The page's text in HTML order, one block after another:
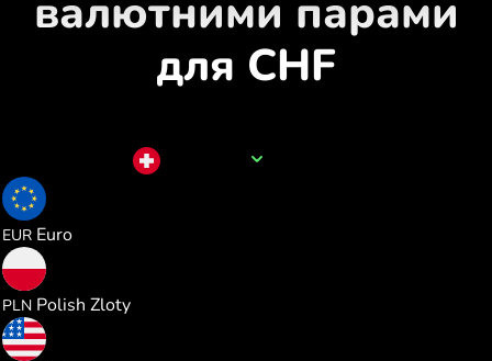
валютними парами
для CHF
EUR Euro
PLN Polish Zloty